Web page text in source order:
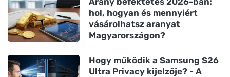
hol, hogyan és mennyiért
vásárolhatsz aranyat
Magyarországon?
Hogy működik a Samsung S26
Ultra Privacy kijelzője? - A